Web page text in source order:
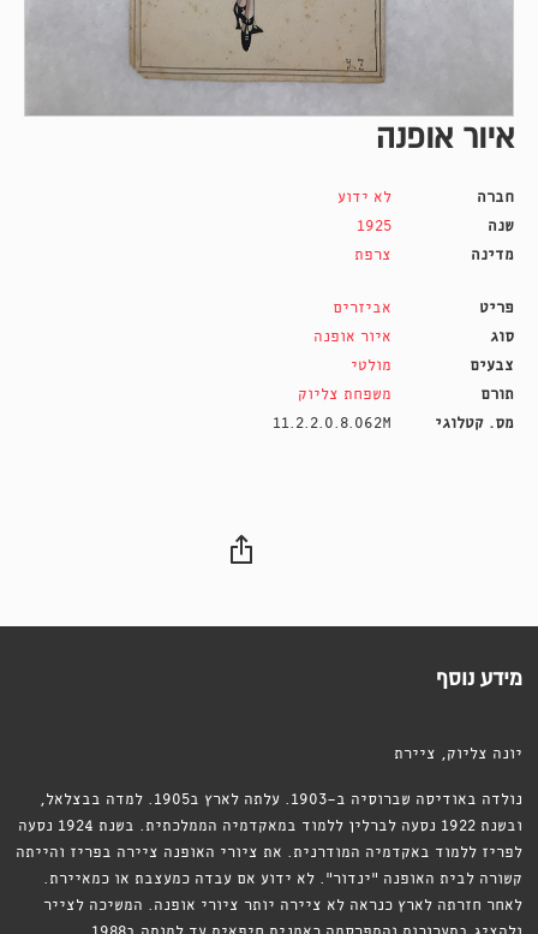
איור אופנה
חברה
לא ידוע
שנה
1925
מדינה
צרפת
פריט
אביזרים
סוג
איור אופנה
צבעים
מולטי
תורם
משפחת צליוק
מס. קטלוגי
11.2.2.0.8.062M
מידע נוסף
יונה צליוק, ציירת
נולדה באודיסה שברוסיה ב-1903. עלתה לארץ ב1905. למדה בבצלאל,
ובשנת 1922 נסעה לברלין ללמוד במאקדמיה הממלכתית. בשנת 1924 נסעה
לפריז ללמוד באקדמיה המודרנית. את ציורי האופנה ציירה בפריז והייתה
קשורה לבית האופנה ״ינדור״. לא ידוע אם עבדה כמעצבת או כמאיירת.
לאחר חזרתה לארץ כנראה לא ציירה יותר ציורי אופנה. המשיכה לצייר